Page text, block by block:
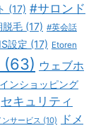
(17) #サロンド
脱毛 (17) #英会話
設定 (17) Etoren
(63) ウェブホ
ンショッピング
セキュリティ
ンサービス (10)
ドメ